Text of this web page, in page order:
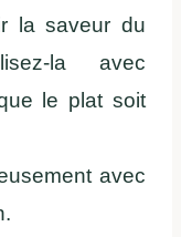
la saveur du
la avec
le plat soit
avec